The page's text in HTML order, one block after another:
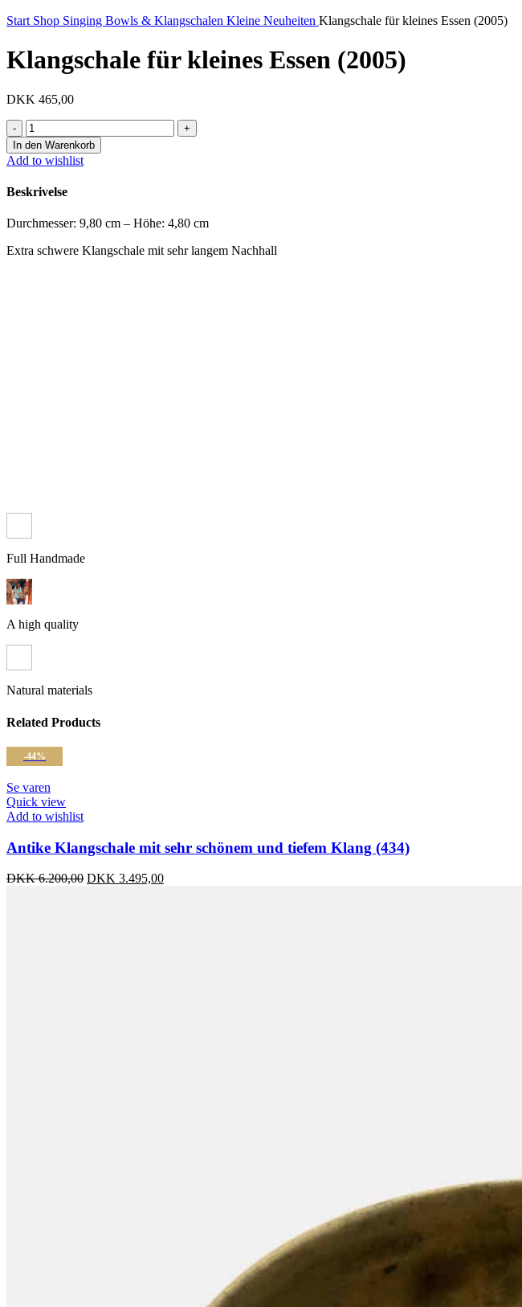
Start Shop Singing Bowls & Klangschalen Kleine Neuheiten Klangschale für kleines Essen (2005)
Klangschale für kleines Essen (2005)
DKK 465,00
Klangschale
für
kleines
Essen
(2005)
Menge
In den Warenkorb
Add to wishlist
Beskrivelse
Durchmesser: 9,80 cm – Höhe: 4,80 cm
Extra schwere Klangschale mit sehr langem Nachhall
Full Handmade
A high quality
Natural materials
Related Products
-44%
Se varen
Quick view
Add to wishlist
Antike Klangschale mit sehr schönem und tiefem Klang (434)
DKK6.200,00 Ursprünglicher
DKK 3.495,00Aktueller